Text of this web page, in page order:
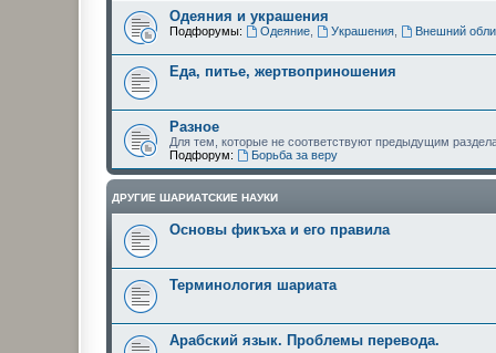
Одеяния и украшения
Подфорумы: Одеяние, Украшения, Внешний
Еда, питье, жертвоприношения
Разное
Для тем, которые не соответствуют предыдущим
Подфорум:
Борьба за веру
ДРУГИЕ ШАРИАТСКИЕ НАУКИ
Основы фикъха и его правила
Терминология шариата
Арабский язык. Проблемы перевода.